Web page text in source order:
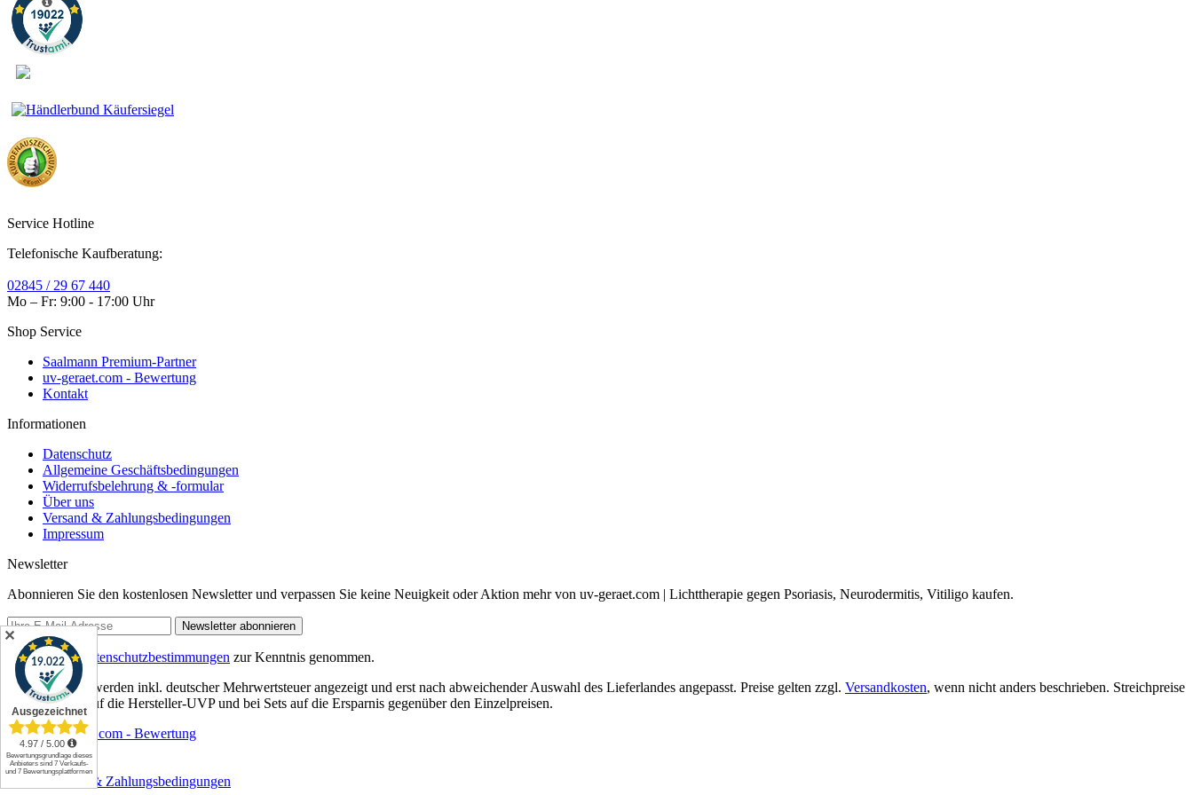
✕
Service Hotline
Telefonische Kaufberatung:
02845 / 29 67 440
Mo – Fr: 9:00 - 17:00 Uhr
Shop Service
Saalmann Premium-Partner
uv-geraet.com - Bewertung
Kontakt
Informationen
Datenschutz
Allgemeine Geschäftsbedingungen
Widerrufsbelehrung & -formular
Über uns
Versand & Zahlungsbedingungen
Impressum
Newsletter
Abonnieren Sie den kostenlosen Newsletter und verpassen Sie keine Neuigkeit oder Aktion mehr von uv-geraet.com | Lichttherapie gegen Psoriasis, Neurodermitis, Vitiligo kaufen.
Newsletter abonnieren
Ich habe dieDatenschutzbestimmungen zur Kenntnis genommen.
* Artikelpreise werden inkl. deutscher Mehrwertsteuer angezeigt und erst nach abweichender Auswahl des Lieferlandes angepasst. Preise gelten zzgl. Versandkosten, wenn nicht anders beschrieben. Streichpreise
beziehen sich auf die Hersteller-UVP und bei Sets auf die Ersparnis gegenüber den Einzelpreisen.
uv-geraet.com - Bewertung
Über uns
Kontakt
Versand & Zahlungsbedingungen